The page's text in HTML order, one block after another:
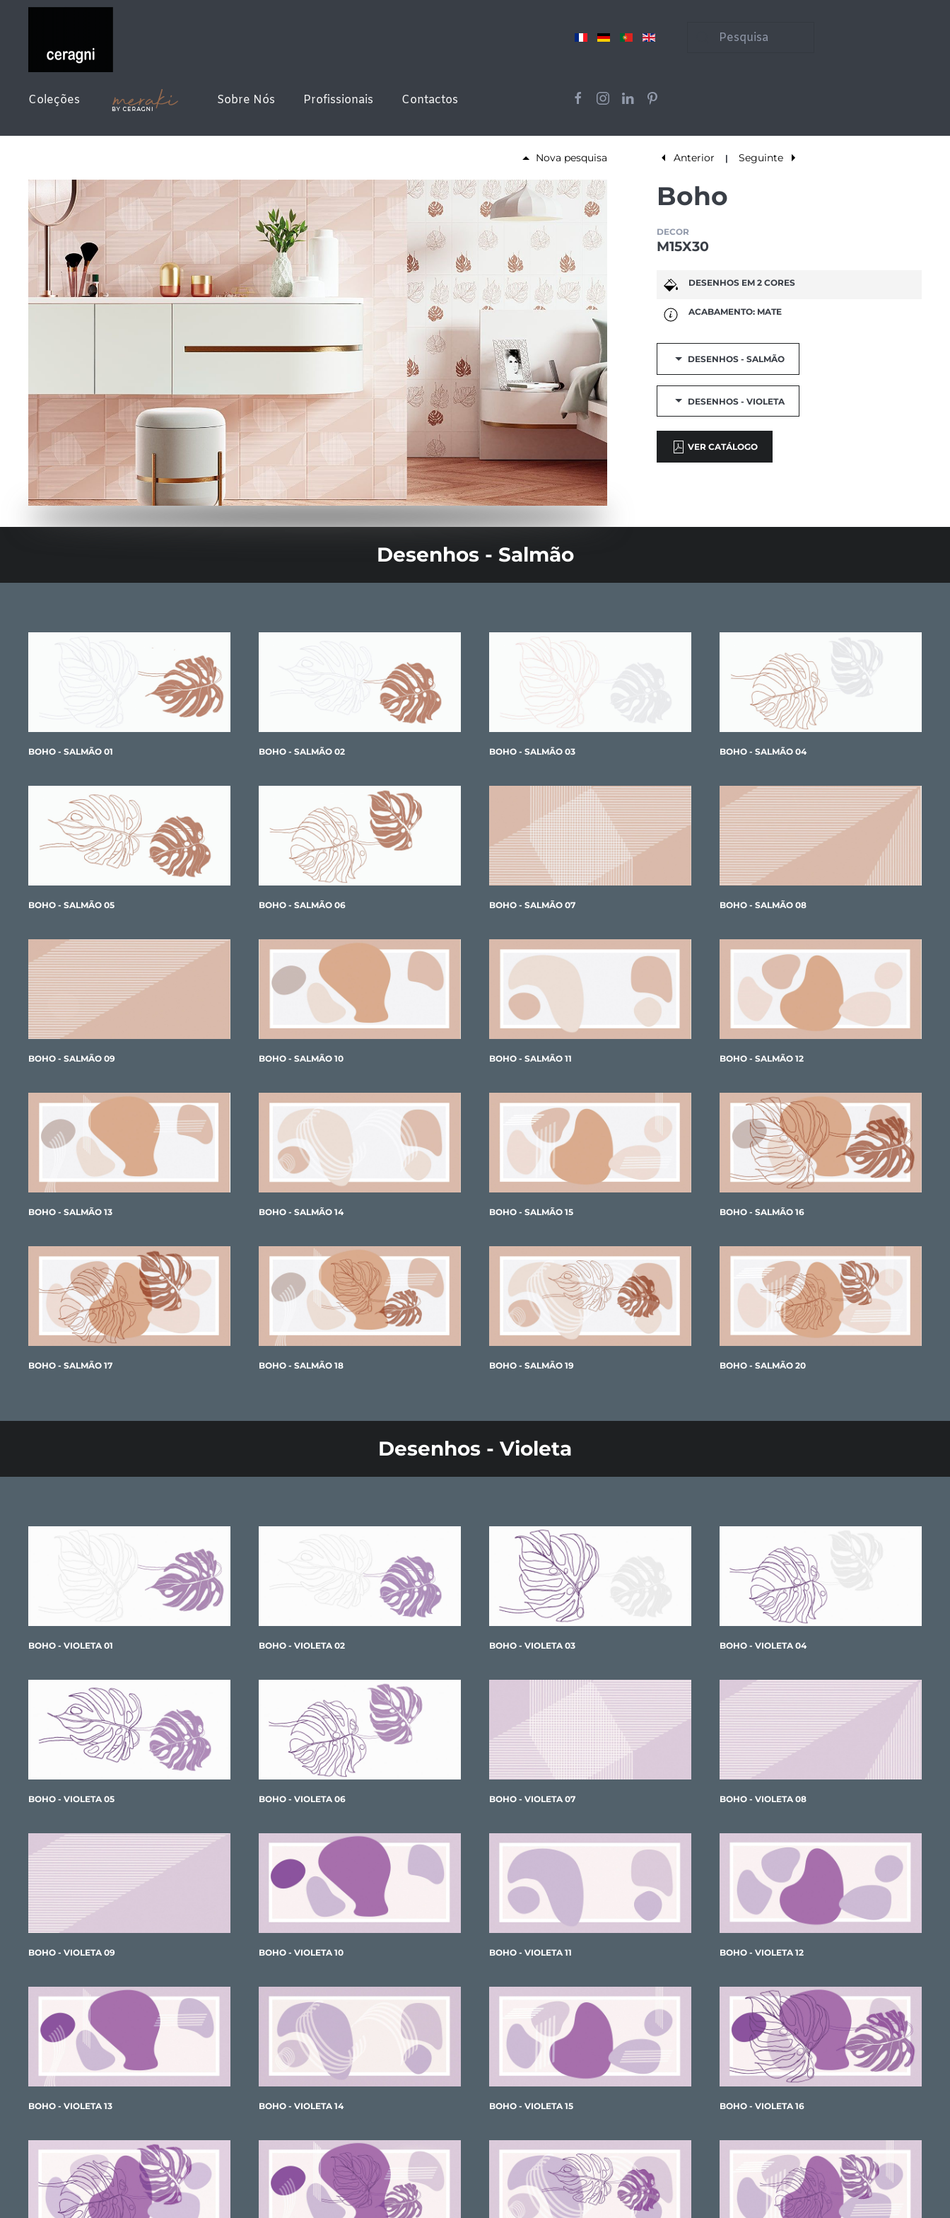
Coleções Sobre Nós Profissionais Contactos
Nova pesquisa Anterior | Seguinte
Boho
DECOR
M15X30
DESENHOS EM 2 CORES
ACABAMENTO: MATE
DESENHOS - SALMÃO
DESENHOS - VIOLETA
VER CATÁLOGO
Desenhos - Salmão
BOHO - SALMÃO 01 BOHO - SALMÃO 02 BOHO - SALMÃO 03 BOHO - SALMÃO 04
BOHO - SALMÃO 05 BOHO - SALMÃO 06 BOHO - SALMÃO 07 BOHO - SALMÃO 08
BOHO - SALMÃO 09 BOHO - SALMÃO 10 BOHO - SALMÃO 11 BOHO - SALMÃO 12
BOHO - SALMÃO 13 BOHO - SALMÃO 14 BOHO - SALMÃO 15 BOHO - SALMÃO 16
BOHO - SALMÃO 17 BOHO - SALMÃO 18 BOHO - SALMÃO 19 BOHO - SALMÃO 20
Desenhos - Violeta
BOHO - VIOLETA 01 BOHO - VIOLETA 02 BOHO - VIOLETA 03 BOHO - VIOLETA 04
BOHO - VIOLETA 05 BOHO - VIOLETA 06 BOHO - VIOLETA 07 BOHO - VIOLETA 08
BOHO - VIOLETA 09 BOHO - VIOLETA 10 BOHO - VIOLETA 11 BOHO - VIOLETA 12
BOHO - VIOLETA 13 BOHO - VIOLETA 14 BOHO - VIOLETA 15 BOHO - VIOLETA 16